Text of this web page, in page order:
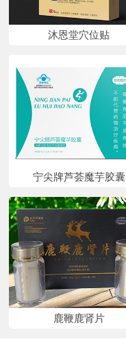
沐恩堂穴位贴
宁尖牌芦荟魔芋胶囊
鹿鞭鹿肾片